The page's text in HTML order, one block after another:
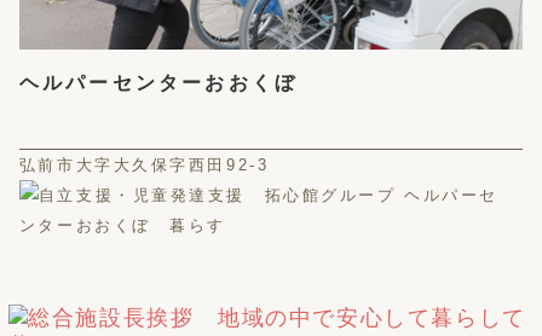
ヘルパーセンターおおくぼ
弘前市大字大久保字西田92-3